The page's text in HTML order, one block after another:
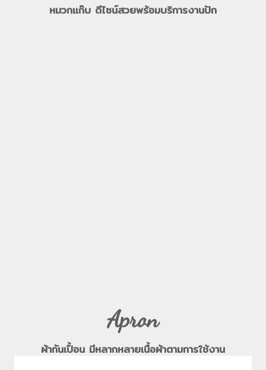
หมวกแก๊บ ดีไซน์สวยพร้อมบริการงานปัก
Apron
ผ้ากันเปื้อน มีหลากหลายเนื้อผ้าตามการใช้งาน